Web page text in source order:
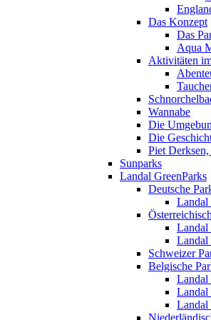
Das Konzept
Das
Aqua
Aktivitäten
Wannabe
Die
Die
Piet
Sunparks
Landal GreenParks
Deutsche
Landal
Landal
Schweizer
Belgische
Landal
Landal
Landal